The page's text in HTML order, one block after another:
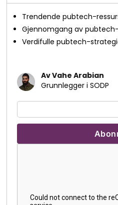
Trendende pubtech-
Gjennomgang av
Verdifulle pubtech-
Av Vahe Arabian
Grunnlegger i SODP